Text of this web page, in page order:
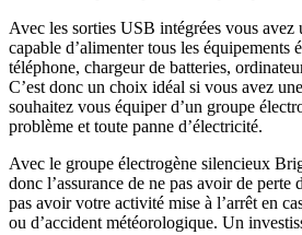
Avec les sorties USB intégrées vous avez
capable d’alimenter tous les équipements
téléphone, chargeur de batteries,
C’est donc un choix idéal si vous avez
souhaitez vous équiper d’un groupe
problème et toute panne d’électricité.
Avec le groupe électrogène silencieux
donc l’assurance de ne pas avoir de perte
pas avoir votre activité mise à l’arrêt en
ou d’accident météorologique. Un